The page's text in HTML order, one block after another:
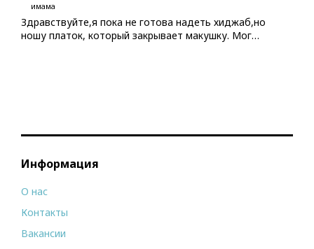
имама
Здравствуйте,я пока не готова надеть хиджаб,но
ношу платок, который закрывает макушку. Мог…
Информация
О нас
Контакты
Вакансии